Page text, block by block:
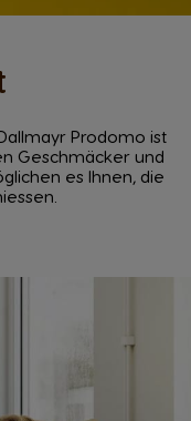
Prodomo ist
Geschmäcker und
es Ihnen, die